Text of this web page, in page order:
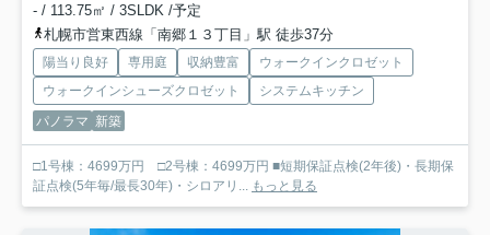
- / 113.75㎡ / 3SLDK /予定
札幌市営東西線「南郷１３丁目」駅 徒歩37分
陽当り良好 専用庭 収納豊富
ウォークインクロゼット
ウォークインシューズクロゼット
システムキッチン
パノラマ 新築
□1号棟：4699万円 □2号棟：4699万円 ■短期保証点検(2年後)・長期保
証点検(5年毎/最長30年)・シロアリ... もっと見る